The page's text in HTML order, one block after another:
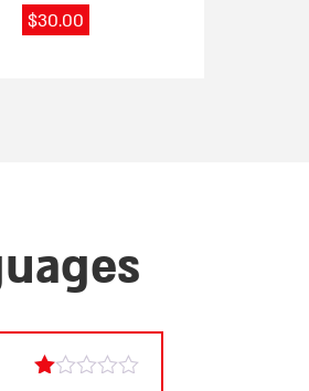
$30.00